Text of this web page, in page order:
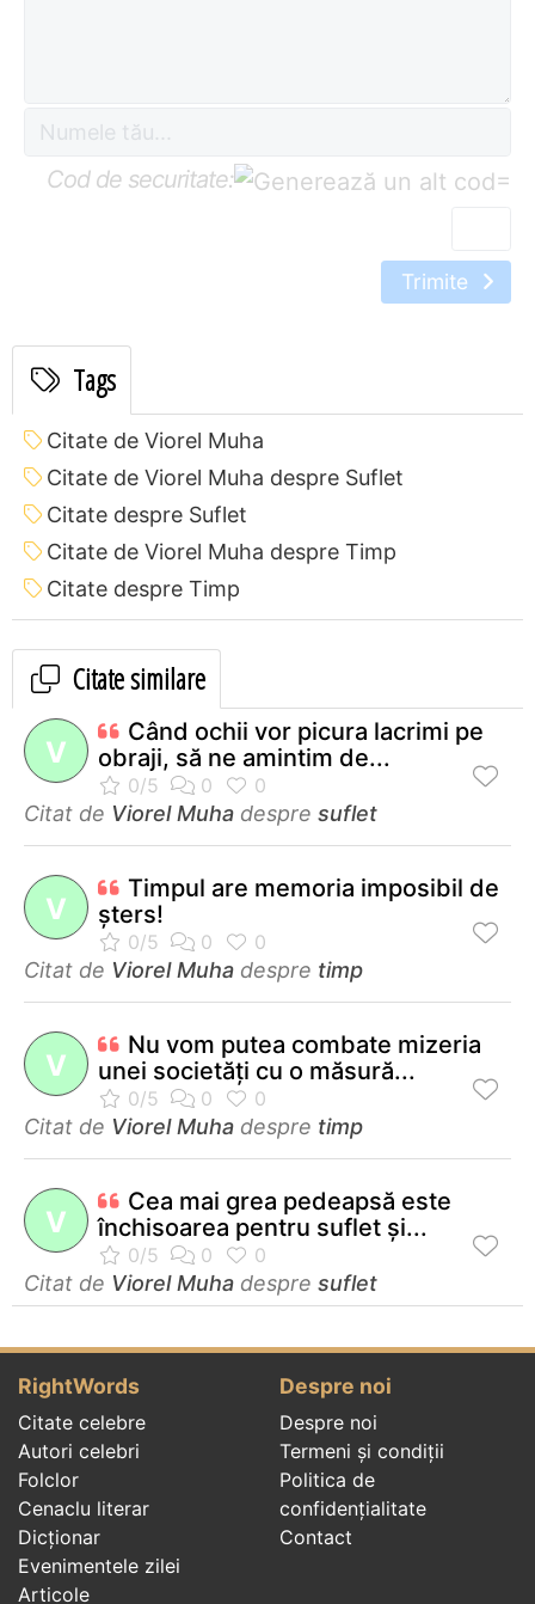
Cod de securitate: =
Trimite
Tags
Citate de Viorel Muha
Citate de Viorel Muha despre Suflet
Citate despre Suflet
Citate de Viorel Muha despre Timp
Citate despre Timp
Citate similare
V
Când ochii vor picura lacrimi pe
obraji, să ne amintim de...
Citat de Viorel Muha despre suflet
V
Timpul are memoria imposibil de
şters!
Citat de Viorel Muha despre timp
V
Nu vom putea combate mizeria
unei societăţi cu o măsură...
Citat de Viorel Muha despre timp
V
Cea mai grea pedeapsă este
închisoarea pentru suflet şi...
Citat de Viorel Muha despre suflet
RightWords
Citate celebre
Autori celebri
Folclor
Cenaclu literar
Dicționar
Evenimentele zilei
Articole
Despre noi
Despre noi
Termeni și condiții
Politica de
confidenţialitate
Contact